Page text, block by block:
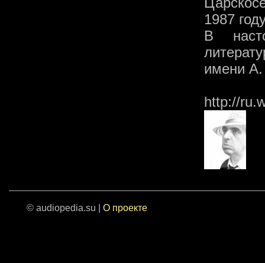
1987
В
имени
http://
© audiopedia.su | О проекте